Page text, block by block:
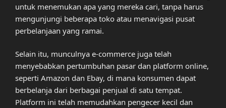
untuk menemukan apa yang mereka cari, tanpa harus
mengunjungi beberapa toko atau menavigasi pusat
perbelanjaan yang ramai.
Selain itu, munculnya e-commerce juga telah
menyebabkan pertumbuhan pasar dan platform online,
seperti Amazon dan Ebay, di mana konsumen dapat
berbelanja dari berbagai penjual di satu tempat.
Platform ini telah memudahkan pengecer kecil dan